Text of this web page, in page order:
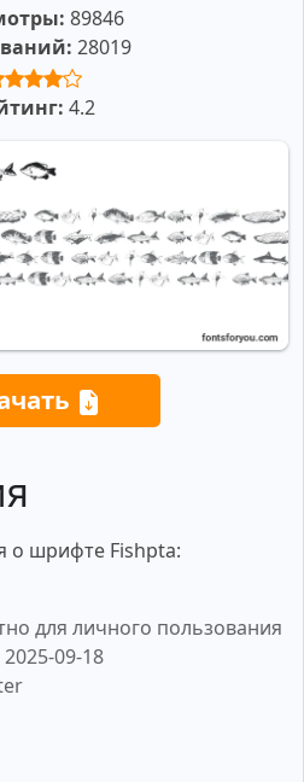
89846
28019
4.2
о шрифте Fishpta:
для личного пользования
2025-09-18